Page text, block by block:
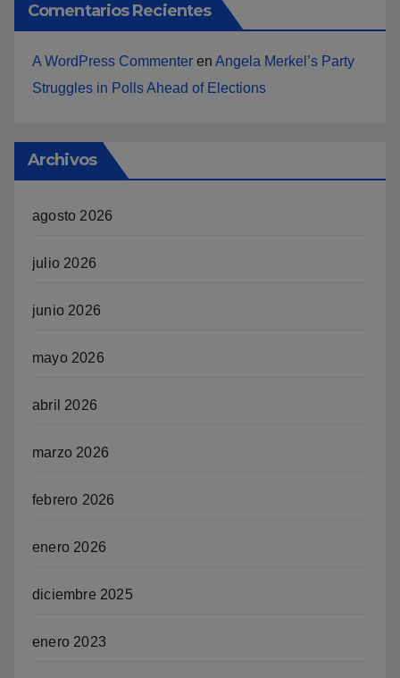
Comentarios Recientes
A WordPress Commenter en Angela Merkel’s Party
Struggles in Polls Ahead of Elections
Archivos
agosto 2026
julio 2026
junio 2026
mayo 2026
abril 2026
marzo 2026
febrero 2026
enero 2026
diciembre 2025
enero 2023